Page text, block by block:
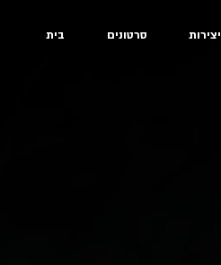
בית סרטונים יצירות